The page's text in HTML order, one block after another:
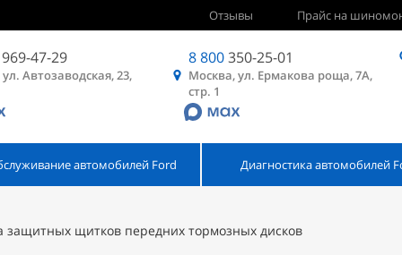
Отзывы Прайс на
47-29
Автозаводская, 23,
8 800350-25-01
Москва, ул. Ермакова роща, 7А,
стр. 1
автомобилей Ford Диагностика автомобилей
защитных щитков передних тормозных дисков